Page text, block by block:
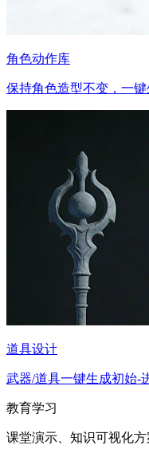
角色动作库
保持角色造型不变，一键
道具设计
武器/道具一键生成初始-
教育学习
课堂演示、知识可视化方